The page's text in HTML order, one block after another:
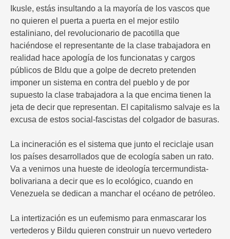
Ikusle, estás insultando a la mayoría de los vascos que
no quieren el puerta a puerta en el mejor estilo
estaliniano, del revolucionario de pacotilla que
haciéndose el representante de la clase trabajadora en
realidad hace apología de los funcionatas y cargos
públicos de Bldu que a golpe de decreto pretenden
imponer un sistema en contra del pueblo y de por
supuesto la clase trabajadora a la que encima tienen la
jeta de decir que representan. El capitalismo salvaje es la
excusa de estos social-fascistas del colgador de basuras.
La incineración es el sistema que junto el reciclaje usan
los países desarrollados que de ecología saben un rato.
Va a venirnos una hueste de ideología tercermundista-
bolivariana a decir que es lo ecológico, cuando en
Venezuela se dedican a manchar el océano de petróleo.
La intertización es un eufemismo para enmascarar los
vertederos y Bildu quieren construir un nuevo vertedero